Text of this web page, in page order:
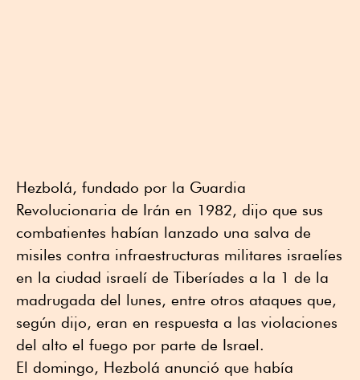
Hezbolá, fundado por la Guardia
Revolucionaria de Irán en 1982, dijo que sus
combatientes habían lanzado una salva de
misiles contra infraestructuras militares israelíes
en la ciudad israelí de Tiberíades a la 1 de la
madrugada del lunes, entre otros ataques que,
según dijo, eran en respuesta a las violaciones
del alto el fuego por parte de Israel.
El domingo, ⁠Hezbolá anunció que había